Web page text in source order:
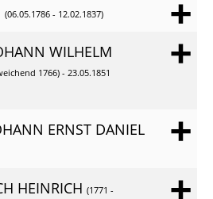
(06.05.1786 - 12.02.1837)
WILHELM
1766) - 23.05.1851
ERNST DANIEL
HEINRICH (1771 -